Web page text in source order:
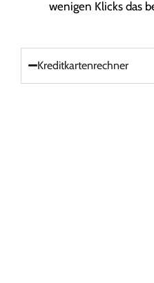
wenigen Klicks das
Kreditkartenrechner